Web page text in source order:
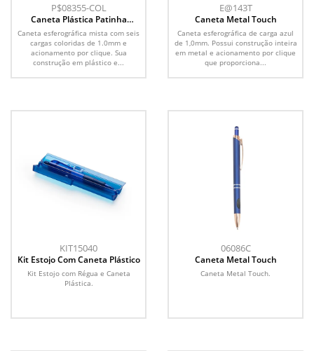
P$08355-COL
Caneta Plástica Patinha
Multicolor
Caneta esferográfica mista com seis
cargas coloridas de 1.0mm e
acionamento por clique. Sua
construção em plástico e...
E@143T
Caneta Metal Touch
Caneta esferográfica de carga azul
de 1,0mm. Possui construção inteira
em metal e acionamento por clique
que proporciona...
KIT15040
Kit Estojo Com Caneta Plástico
Kit Estojo com Régua e Caneta
Plástica.
06086C
Caneta Metal Touch
Caneta Metal Touch.